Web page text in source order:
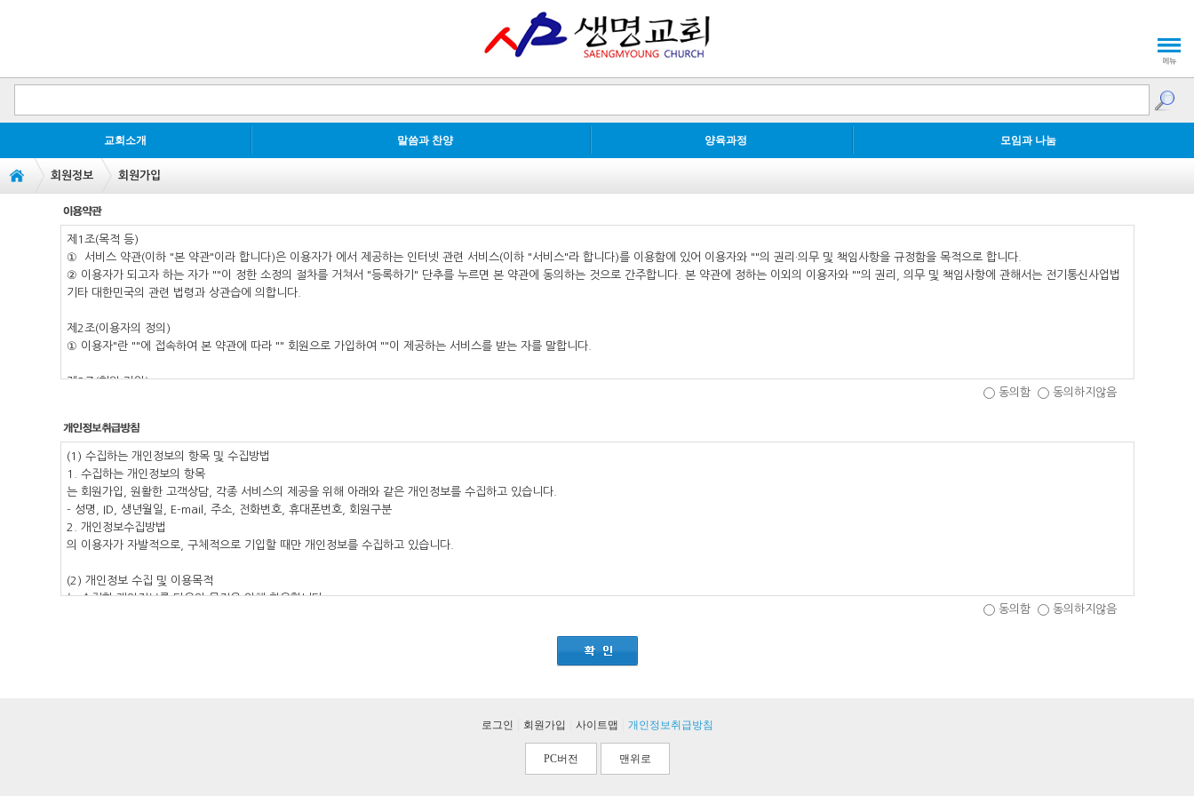
교회소개 말씀과 찬양 양육과정 모임과 나눔
회원정보 회원가입
동의함 동의하지않음
동의함 동의하지않음
로그인 회원가입 사이트맵 개인정보취급방침
PC버전 맨위로